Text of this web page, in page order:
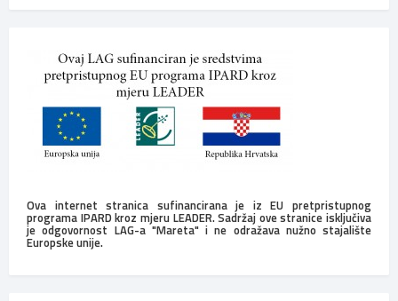
Ova internet stranica sufinancirana je iz EU pretpristupnog
programa IPARD kroz mjeru LEADER. Sadržaj ove stranice isključiva
je odgovornost LAG-a "Mareta" i ne odražava nužno stajalište
Europske unije.